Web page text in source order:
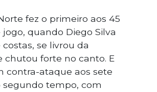
fez o primeiro aos 45
quando Diego Silva
se livrou da
chutou forte no canto. E
contra-ataque aos sete
tempo, com